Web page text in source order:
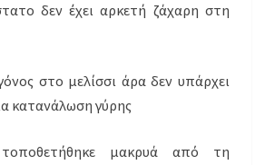
δεν έχει αρκετή ζάχαρη στη
στο μελίσσι άρα δεν υπάρχει
κατανάλωση γύρης
μακρυά από τη